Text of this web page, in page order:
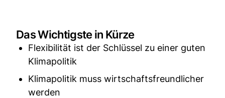
Das Wichtigste in Kürze
Flexibilität ist der Schlüssel zu einer guten
Klimapolitik
Klimapolitik muss wirtschaftsfreundlicher
werden